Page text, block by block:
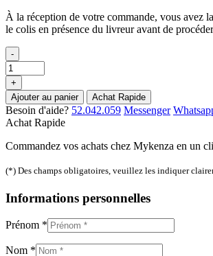
À la réception de votre commande, vous avez
le colis en présence du livreur avant de
-
+
Ajouter au panier
Achat Rapide
Besoin d'aide? 52.042.059 Messenger
Achat Rapide
Commandez vos achats chez Mykenza en un
(*) Des champs obligatoires, veuillez les indiquer
Informations personnelles
Prénom *
Nom *